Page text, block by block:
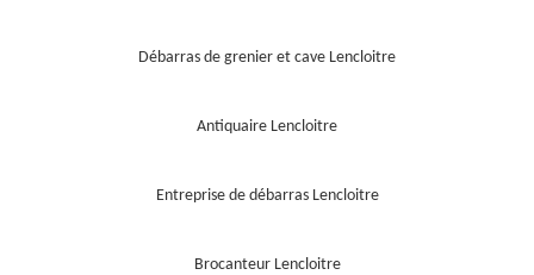
Débarras de grenier et cave Lencloitre
Antiquaire Lencloitre
Entreprise de débarras Lencloitre
Brocanteur Lencloitre